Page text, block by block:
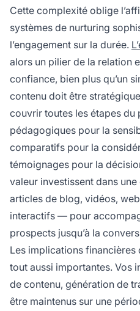
Cette complexité oblige
systèmes de nurturing
l’engagement sur la durée.
alors un pilier de la relation
confiance, bien plus qu’un
contenu doit être
couvrir toutes les étapes du
pédagogiques pour la
comparatifs pour la
témoignages pour la
valeur investissent dans
articles de blog, vidéos,
interactifs — pour
prospects jusqu’à la
Les implications
tout aussi importantes. Vos
de contenu, génération de
être maintenus sur une